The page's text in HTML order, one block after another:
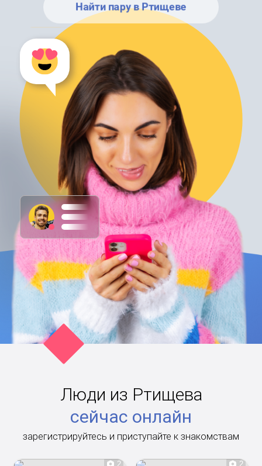
Найти пару в Ртищеве
Люди из Ртищева
сейчас онлайн
зарегистрируйтесь и приступайте к знакомствам
2 2